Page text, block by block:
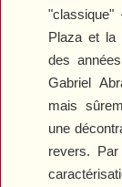
Plaza et la
des
Gabriel
mais
une
revers.